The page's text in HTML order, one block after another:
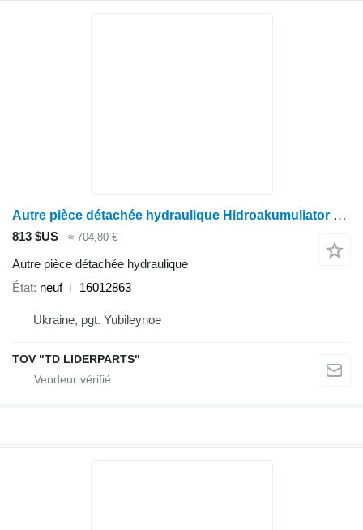
Autre pièce détachée hydraulique Hidroakumuliator 16012863 pour moissonneuse-batteuse Deutz-Fahr C7206
813 $US ≈ 704,80 €
Autre pièce détachée hydraulique
État neuf 16012863
Ukraine, pgt. Yubileynoe
TOV "TD LIDERPARTS"